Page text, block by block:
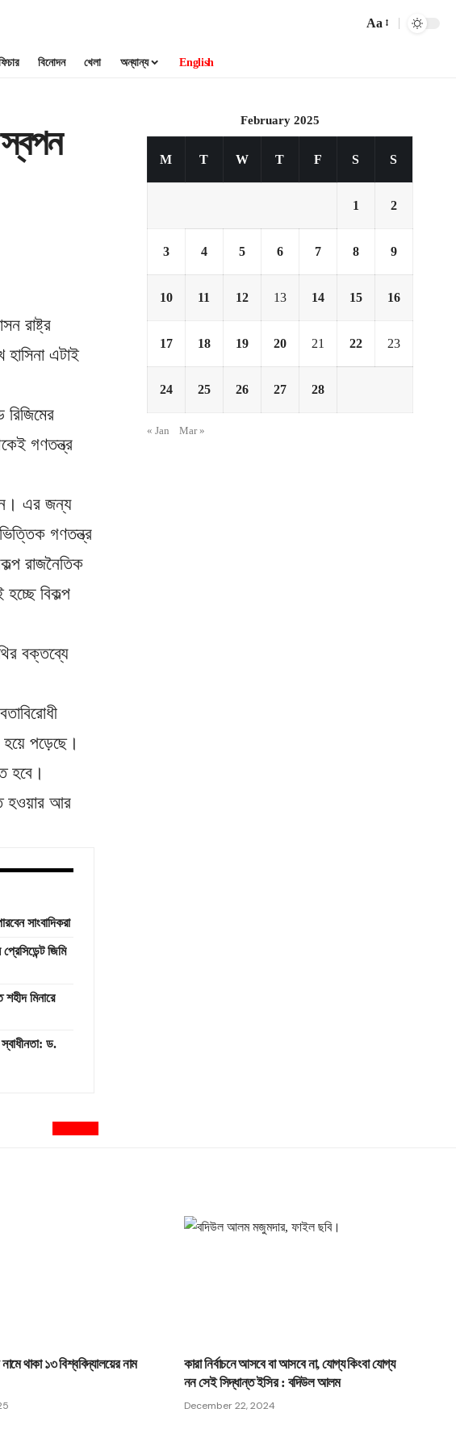
Aa
বিনোদন খেলা অন্যান্য English
রাষ্ট্র
এটাই
রিজিমের
গণতন্ত্র
ন। এর জন্য
গণতন্ত্র
রাজনৈতিক
বিকল্প
বক্তব্যে
পড়েছে।
হবে।
হওয়ার আর
সাংবাদিকরা
জিমি
শহীদ মিনারে
ড.
February 2025
M T W T F S S
1 2
3 4 5 6 7 8 9
10 11 12 13 14 15 16
17 18 19 20 21 22 23
24 25 26 27 28
« Jan Mar »
নামে থাকা ১৩ বিশ্ববিদ্যালয়ের নাম
কারা নির্বাচনে আসবে বা আসবে না, যোগ্য কিংবা যোগ্য
নন সেই সিদ্ধান্ত ইসির : বদিউল আলম
December 22, 2024